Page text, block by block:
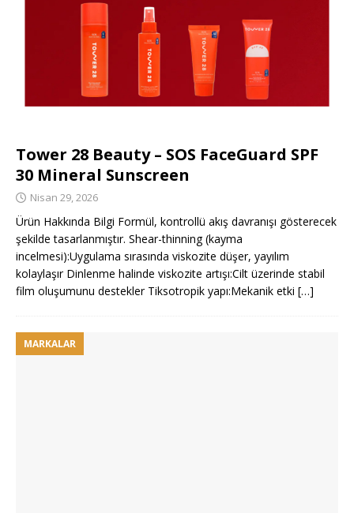
Tower 28 Beauty – SOS FaceGuard SPF
30 Mineral Sunscreen
Nisan 29, 2026
Ürün Hakkında Bilgi Formül, kontrollü akış davranışı gösterecek
şekilde tasarlanmıştır. Shear-thinning (kayma
incelmesi):Uygulama sırasında viskozite düşer, yayılım
kolaylaşır Dinlenme halinde viskozite artışı:Cilt üzerinde stabil
film oluşumunu destekler Tiksotropik yapı:Mekanik etki […]
MARKALAR